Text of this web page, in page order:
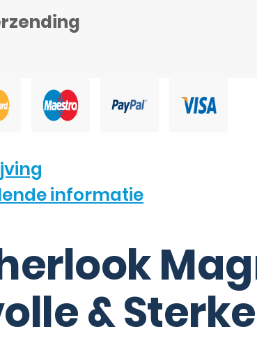
informatie
&